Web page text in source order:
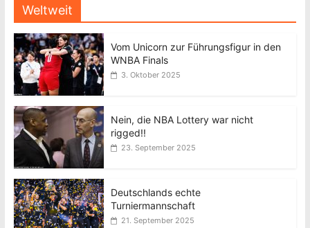
Weltweit
Vom Unicorn zur Führungsfigur in den
WNBA Finals
3. Oktober 2025
Nein, die NBA Lottery war nicht
rigged!!
23. September 2025
Deutschlands echte
Turniermannschaft
21. September 2025